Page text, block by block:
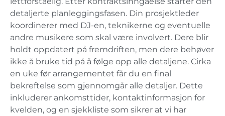
detaljerte planleggingsfasen. Din prosjektleder
koordinerer med DJ-en, teknikerne og eventuelle
andre musikere som skal være involvert. Dere blir
holdt oppdatert på fremdriften, men dere behøver
ikke å bruke tid på å følge opp alle detaljene. Cirka
en uke før arrangementet får du en final
bekreftelse som gjennomgår alle detaljer. Dette
inkluderer ankomsttider, kontaktinformasjon for
kvelden, og en sjekkliste som sikrer at vi har